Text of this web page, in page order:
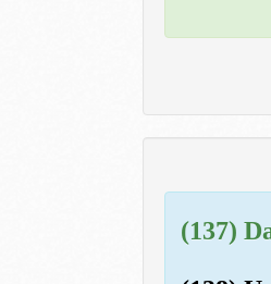
(137)